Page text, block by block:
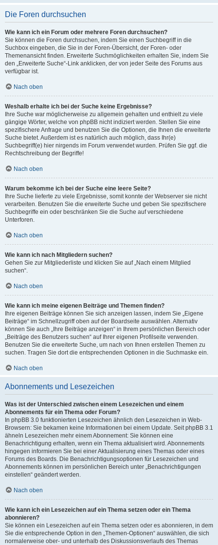
Die Foren durchsuchen
Wie kann ich ein Forum oder mehrere Foren durchsuchen?
Sie können die Foren durchsuchen, indem Sie einen Suchbegriff in die
Suchbox eingeben, die Sie in der Foren-Übersicht, der Foren- oder
Themenansicht finden. Erweiterte Suchmöglichkeiten erhalten Sie, indem Sie
den „Erweiterte Suche“-Link anklicken, der von jeder Seite des Forums aus
verfügbar ist.
Nach oben
Weshalb erhalte ich bei der Suche keine Ergebnisse?
Ihre Suche war möglicherweise zu allgemein gehalten und enthielt zu viele
gängige Wörter, welche von phpBB nicht indiziert werden. Stellen Sie eine
spezifischere Anfrage und benutzen Sie die Optionen, die Ihnen die erweiterte
Suche bietet. Außerdem ist es natürlich auch möglich, dass Ihr(e)
Suchbegriff(e) hier nirgends im Forum verwendet wurden. Prüfen Sie ggf. die
Rechtschreibung der Begriffe!
Nach oben
Warum bekomme ich bei der Suche eine leere Seite?
Ihre Suche lieferte zu viele Ergebnisse, somit konnte der Webserver sie nicht
verarbeiten. Benutzen Sie die erweiterte Suche und geben Sie spezifischere
Suchbegriffe ein oder beschränken Sie die Suche auf verschiedene
Unterforen.
Nach oben
Wie kann ich nach Mitgliedern suchen?
Gehen Sie zur Mitgliederliste und klicken Sie auf „Nach einem Mitglied
suchen“.
Nach oben
Wie kann ich meine eigenen Beiträge und Themen finden?
Ihre eigenen Beiträge können Sie sich anzeigen lassen, indem Sie „Eigene
Beiträge“ im Schnellzugriff oben auf der Boardseite auswählen. Alternativ
können Sie auch „Ihre Beiträge anzeigen“ in Ihrem persönlichen Bereich oder
„Beiträge des Benutzers suchen“ auf Ihrer eigenen Profilseite verwenden.
Benutzen Sie die erweiterte Suche, um nach von Ihnen erstellen Themen zu
suchen. Tragen Sie dort die entsprechenden Optionen in die Suchmaske ein.
Nach oben
Abonnements und Lesezeichen
Was ist der Unterschied zwischen einem Lesezeichen und einem
Abonnements für ein Thema oder Forum?
In phpBB 3.0 funktionierten Lesezeichen ähnlich den Lesezeichen in Web-
Browsern: Sie bekamen keine Informationen bei einem Update. Seit phpBB 3.1
ähneln Lesezeichen mehr einem Abonnement: Sie können eine
Benachrichtigung erhalten, wenn ein Thema aktualisiert wird. Abonnements
hingegen informieren Sie bei einer Aktualisierung eines Themas oder eines
Forums des Boards. Die Benachrichtigungsoptionen für Lesezeichen und
Abonnements können im persönlichen Bereich unter „Benachrichtigungen
einstellen“ geändert werden.
Nach oben
Wie kann ich ein Lesezeichen auf ein Thema setzen oder ein Thema
abonnieren?
Sie können ein Lesezeichen auf ein Thema setzen oder es abonnieren, in dem
Sie die entsprechende Option in den „Themen-Optionen“ auswählen, die sich
normalerweise ober- und unterhalb des Diskussionsverlaufs des Themas